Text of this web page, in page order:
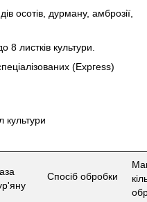
осотів, дурману, амброзії,
8 листків культури.
(Ехргеѕѕ)
культури
Спосіб обробки